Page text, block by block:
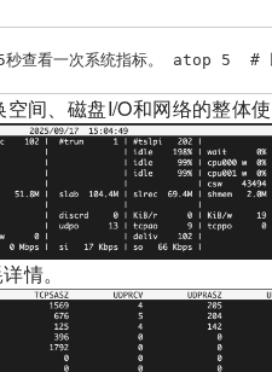
查看一次系统指标。 atop 5
间、磁盘I/O和网络的整体使
情。